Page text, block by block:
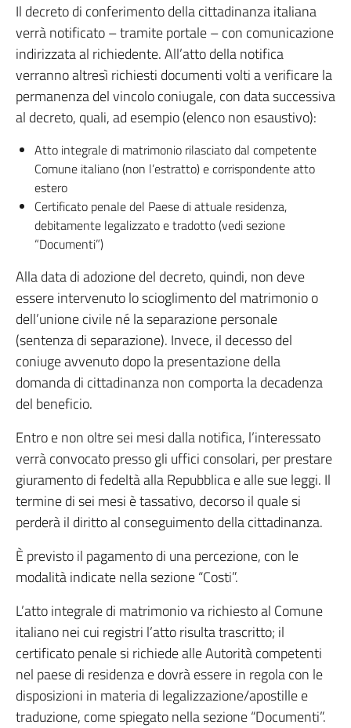
Il decreto di conferimento della cittadinanza italiana
verrà notificato – tramite portale – con comunicazione
indirizzata al richiedente. All’atto della notifica
verranno altresì richiesti documenti volti a verificare la
permanenza del vincolo coniugale, con data successiva
al decreto, quali, ad esempio (elenco non esaustivo):
Atto integrale di matrimonio rilasciato dal competente
Comune italiano (non l’estratto) e corrispondente atto
estero
Certificato penale del Paese di attuale residenza,
debitamente legalizzato e tradotto (vedi sezione
“Documenti”)
Alla data di adozione del decreto, quindi, non deve
essere intervenuto lo scioglimento del matrimonio o
dell’unione civile né la separazione personale
(sentenza di separazione). Invece, il decesso del
coniuge avvenuto dopo la presentazione della
domanda di cittadinanza non comporta la decadenza
del beneficio.
Entro e non oltre sei mesi dalla notifica, l’interessato
verrà convocato presso gli uffici consolari, per prestare
giuramento di fedeltà alla Repubblica e alle sue leggi. Il
termine di sei mesi è tassativo, decorso il quale si
perderà il diritto al conseguimento della cittadinanza.
È previsto il pagamento di una percezione, con le
modalità indicate nella sezione “Costi”.
L’atto integrale di matrimonio va richiesto al Comune
italiano nei cui registri l’atto risulta trascritto; il
certificato penale si richiede alle Autorità competenti
nel paese di residenza e dovrà essere in regola con le
disposizioni in materia di legalizzazione/apostille e
traduzione, come spiegato nella sezione “Documenti”.